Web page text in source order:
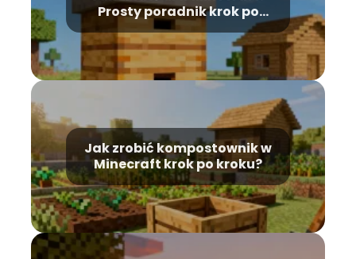
Prosty poradnik krok po
kroku
Jak zrobić kompostownik w
Minecraft krok po kroku?